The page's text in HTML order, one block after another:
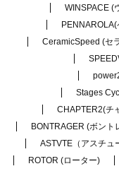
WINSPACE (
CeramicSpeed (セ
Stages
CHAPTER2(チ
BONTRAGER (ボント
ASTVTE（アスチュ
ROTOR (ローター)